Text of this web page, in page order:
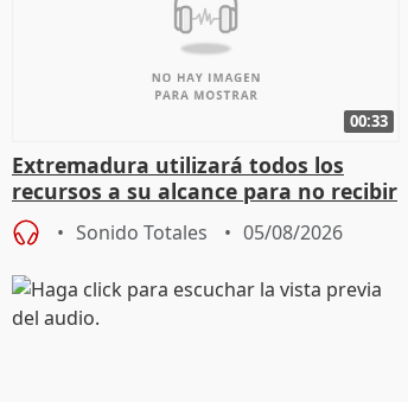
00:33
Extremadura utilizará todos los
recursos a su alcance para no recibir
más menores migrantes
Sonido Totales 05/08/2026